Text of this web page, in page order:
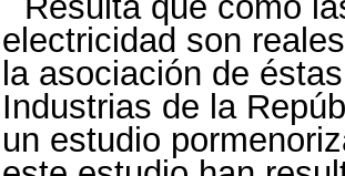
electricidad son
la asociación de
Industrias de la
un estudio